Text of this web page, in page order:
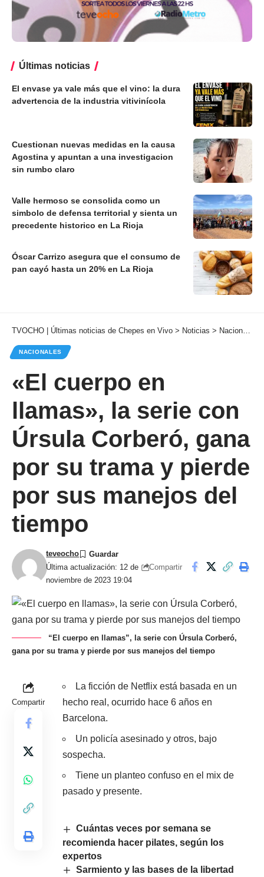
Últimas noticias
El envase ya vale más que el vino: la dura
advertencia de la industria vitivinícola
Cuestionan nuevas medidas en la causa
Agostina y apuntan a una investigacion
sin rumbo claro
Valle hermoso se consolida como un
simbolo de defensa territorial y sienta un
precedente historico en La Rioja
Óscar Carrizo asegura que el consumo de
pan cayó hasta un 20% en La Rioja
TVOCHO | Últimas noticias de Chepes en Vivo > Noticias > Nacionales
NACIONALES
«El cuerpo en
llamas», la serie con
Úrsula Corberó, gana
por su trama y pierde
por sus manejos del
tiempo
Última actualización: 12 de
noviembre de 2023 19:04
teveocho
Compartir
“El cuerpo en llamas”, la serie con Úrsula Corberó,
gana por su trama y pierde por sus manejos del tiempo
Compartir
La ficción de Netflix está basada en un
hecho real, ocurrido hace 6 años en
Barcelona.
Un policía asesinado y otros, bajo
sospecha.
Tiene un planteo confuso en el mix de
pasado y presente.
Cuántas veces por semana se
recomienda hacer pilates, según los
expertos
Sarmiento y las bases de la libertad